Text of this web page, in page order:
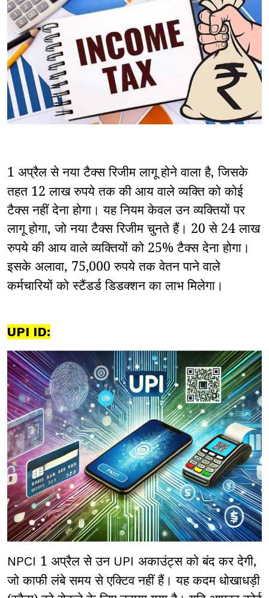
1 अप्रैल से नया टैक्स रिजीम लागू होने वाला है,जिसके
तहत 12 लाख रुपये तक की आय वाले व्यक्ति को कोई
टैक्स नहीं देना होगा। यह नियम केवल उन व्यक्तियों पर
लागू होगा,जो नया टैक्स रिजीम चुनते हैं। 20 से 24 लाख
रुपये की आय वाले व्यक्तियों को 25% टैक्स देना होगा।
इसके अलावा, 75,000 रुपये तक वेतन पाने वाले
कर्मचारियों को स्टैंडर्ड डिडक्शन का लाभ मिलेगा।
UPI ID:
NPCI 1 अप्रैल से उन UPI अकाउंट्स को बंद कर देगी,
जो काफी लंबे समय से एक्टिव नहीं हैं। यह कदम धोखाधड़ी